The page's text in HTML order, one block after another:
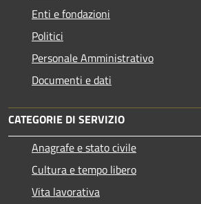
Enti e fondazioni
Politici
Personale Amministrativo
Documenti e dati
CATEGORIE DI SERVIZIO
Anagrafe e stato civile
Cultura e tempo libero
Vita lavorativa